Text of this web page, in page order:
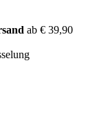
ab € 39,90